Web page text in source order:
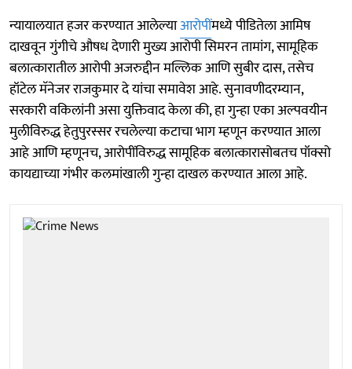
न्यायालयात हजर करण्यात आलेल्याआरोपींमध्ये पीडितेला आमिष
दाखवून गुंगीचे औषध देणारी मुख्य आरोपी सिमरन तामांग, सामूहिक
बलात्कारातील आरोपी अजरुद्दीन मल्लिक आणि सुबीर दास, तसेच
हॉटेल मॅनेजर राजकुमार दे यांचा समावेश आहे. सुनावणीदरम्यान,
सरकारी वकिलांनी असा युक्तिवाद केला की, हा गुन्हा एका अल्पवयीन
मुलीविरुद्ध हेतुपुरस्सर रचलेल्या कटाचा भाग म्हणून करण्यात आला
आहे आणि म्हणूनच, आरोपींविरुद्ध सामूहिक बलात्कारासोबतच पॉक्सो
कायद्याच्या गंभीर कलमांखाली गुन्हा दाखल करण्यात आला आहे.